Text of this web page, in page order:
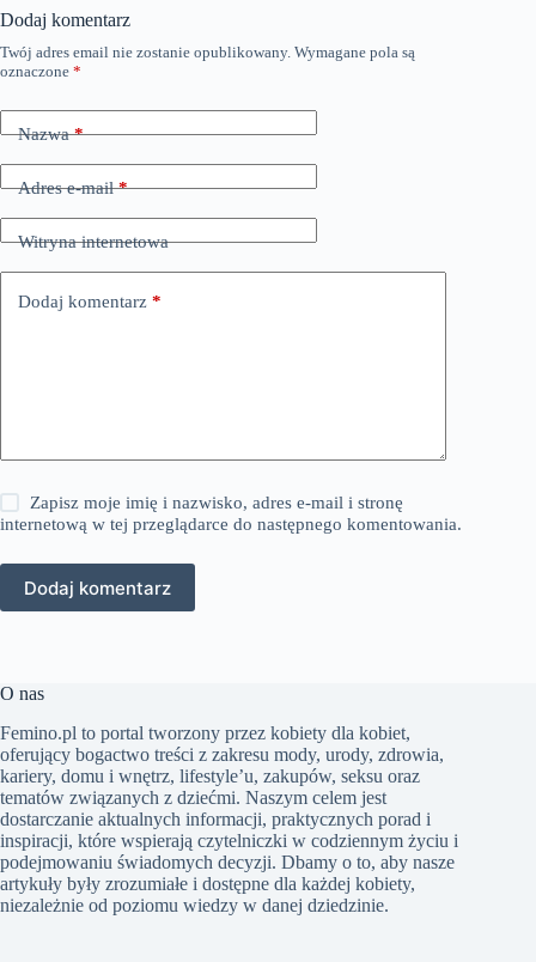
Dodaj komentarz
Twój adres email nie zostanie opublikowany. Wymagane pola są
oznaczone *
Nazwa*
Adres e-mail*
Witryna internetowa
Dodaj komentarz *
Zapisz moje imię i nazwisko, adres e-mail i stronę
internetową w tej przeglądarce do następnego komentowania.
Dodaj komentarz
O nas
Femino.pl to portal tworzony przez kobiety dla kobiet,
oferujący bogactwo treści z zakresu mody, urody, zdrowia,
kariery, domu i wnętrz, lifestyle’u, zakupów, seksu oraz
tematów związanych z dziećmi. Naszym celem jest
dostarczanie aktualnych informacji, praktycznych porad i
inspiracji, które wspierają czytelniczki w codziennym życiu i
podejmowaniu świadomych decyzji. Dbamy o to, aby nasze
artykuły były zrozumiałe i dostępne dla każdej kobiety,
niezależnie od poziomu wiedzy w danej dziedzinie.